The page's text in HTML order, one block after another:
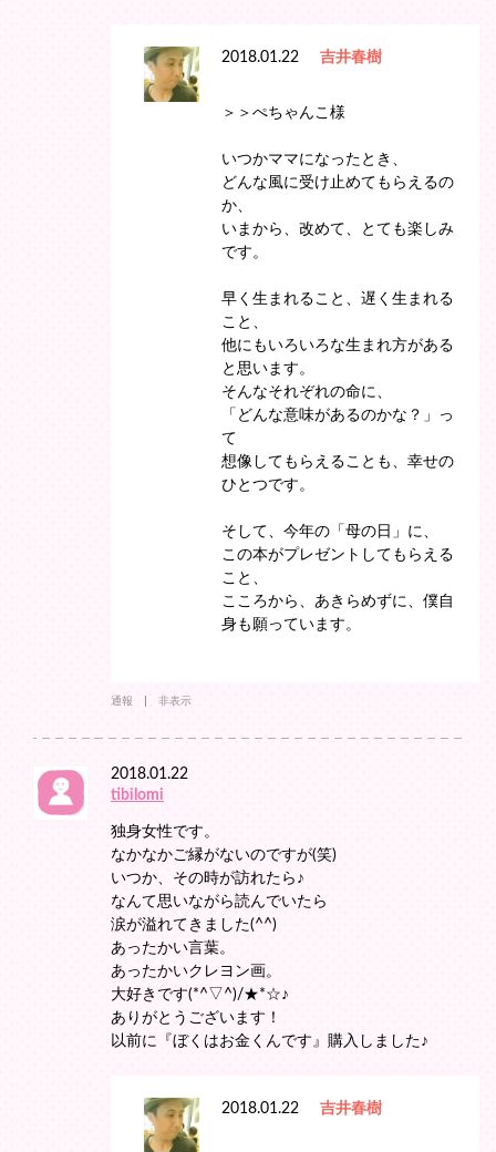
2018.01.22 吉井春樹
＞＞ぺちゃんこ様
いつかママになったとき、
どんな風に受け止めてもらえるの
か、
いまから、改めて、とても楽しみ
です。
早く生まれること、遅く生まれる
こと、
他にもいろいろな生まれ方がある
と思います。
そんなそれぞれの命に、
「どんな意味があるのかな？」っ
て
想像してもらえることも、幸せの
ひとつです。
そして、今年の「母の日」に、
この本がプレゼントしてもらえる
こと、
こころから、あきらめずに、僕自
身も願っています。
通報 非表示
2018.01.22
tibilomi
独身女性です。
なかなかご縁がないのですが(笑)
いつか、その時が訪れたら♪
なんて思いながら読んでいたら
涙が溢れてきました(^^)
あったかい言葉。
あったかいクレヨン画。
大好きです(*^▽^)/★*☆♪
ありがとうございます！
以前に『ぼくはお金くんです』購入しました♪
2018.01.22 吉井春樹